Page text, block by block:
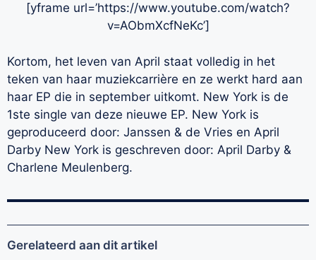
[yframe url=’https://www.youtube.com/watch?
v=AObmXcfNeKc’]
Kortom, het leven van April staat volledig in het
teken van haar muziekcarrière en ze werkt hard aan
haar EP die in september uitkomt. New York is de
1ste single van deze nieuwe EP. New York is
geproduceerd door: Janssen & de Vries en April
Darby New York is geschreven door: April Darby &
Charlene Meulenberg.
Gerelateerd aan dit artikel